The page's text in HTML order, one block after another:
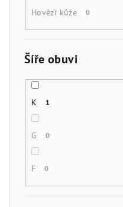
Hovězí kůže 0
Šíře obuvi
K 1
G 0
F 0